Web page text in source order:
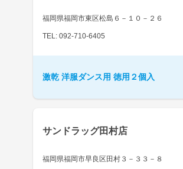
福岡県福岡市東区松島６－１０－２６
TEL: 092-710-6405
激乾 洋服ダンス用 徳用２個入
サンドラッグ田村店
福岡県福岡市早良区田村３－３３－８